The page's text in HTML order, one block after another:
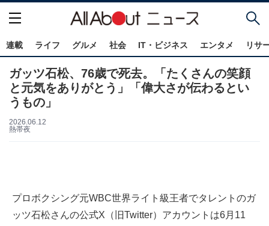
連載 ライフ グルメ 社会 IT・ビジネス エンタメ リサ
ガッツ石松、76歳で死去。「たくさんの笑顔
と元気をありがとう」「偉大さが伝わるとい
うもの」
2026.06.12
熱帯夜
プロボクシング元WBC世界ライト級王者でタレントのガ
ッツ石松さんの公式X（旧Twitter）アカウントは6月11